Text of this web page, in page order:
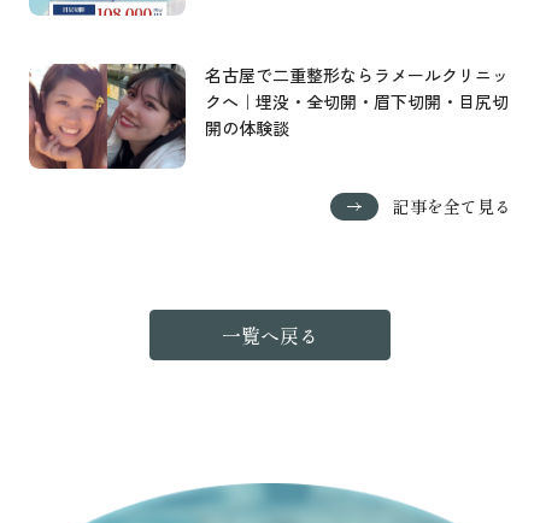
名古屋で二重整形ならラメールクリニッ
クへ｜埋没・全切開・眉下切開・目尻切
開の体験談
記事を全て見る
一覧へ戻る